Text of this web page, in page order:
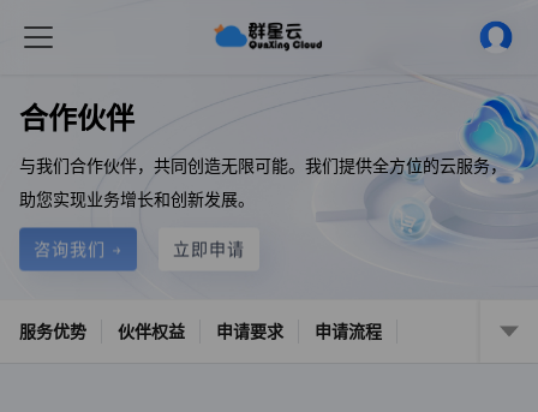
合作伙伴
与我们合作伙伴，共同创造无限可能。我们提供全方位的云服务，
助您实现业务增长和创新发展。
咨询我们 → 立即申请
服务优势 伙伴权益 申请要求 申请流程